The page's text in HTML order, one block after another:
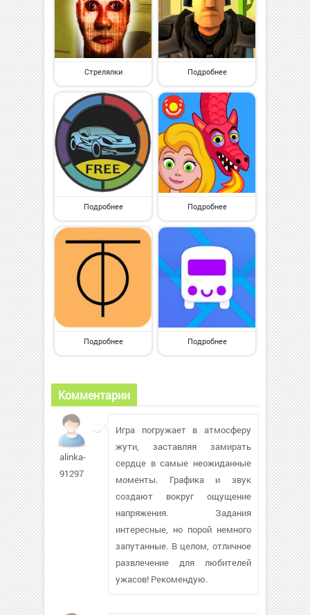
Стрелялки Подробнее
Подробнее Подробнее
Подробнее Подробнее
Комментарии
alinka-
91297
Игра погружает в атмосферу
жути, заставляя замирать
сердце в самые неожиданные
моменты. Графика и звук
создают вокруг ощущение
напряжения. Задания
интересные, но порой немного
запутанные. В целом, отличное
развлечение для любителей
ужасов! Рекомендую.